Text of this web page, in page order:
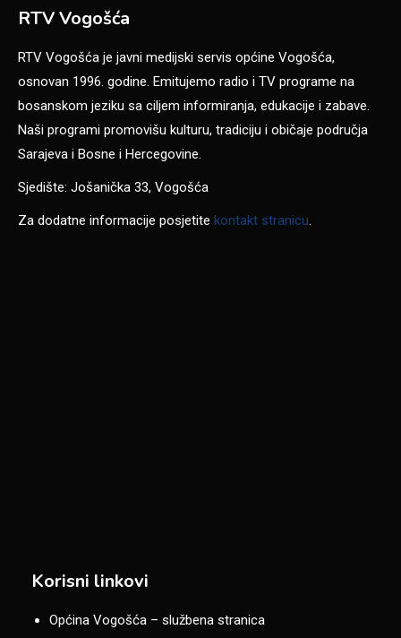
RTV Vogošća
RTV Vogošća je javni medijski servis općine Vogošća,
osnovan 1996. godine. Emitujemo radio i TV programe na
bosanskom jeziku sa ciljem informiranja, edukacije i zabave.
Naši programi promovišu kulturu, tradiciju i običaje područja
Sarajeva i Bosne i Hercegovine.
Sjedište: Jošanička 33, Vogošća
Za dodatne informacije posjetite kontakt stranicu
Korisni linkovi
Općina Vogošća – službena stranica